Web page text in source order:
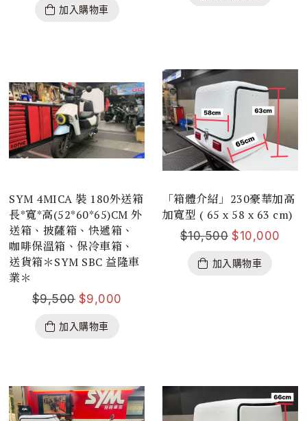
加入購物車
SYM 4MICA 裝 180外送箱
長*寬*高(52*60*65)CM 外
送箱、披薩箱、快遞箱、
咖啡保溫箱、保冷車箱、
送貨箱＊SYM SBC 益隆車
業＊
$9,500 $9,000
加入購物車
「箱體介紹」230豪華加高
加寬型 ( 65 x 58 x 63 cm)
$10,500 $10,000
加入購物車